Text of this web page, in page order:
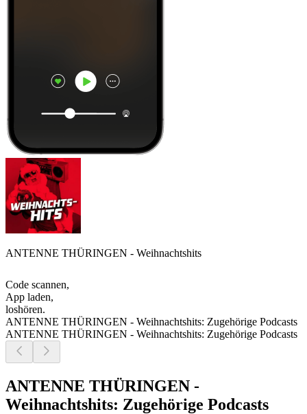
ANTENNE THÜRINGEN - Weihnachtshits
Code scannen,
App laden,
loshören.
ANTENNE THÜRINGEN - Weihnachtshits: Zugehörige Podcasts
ANTENNE THÜRINGEN - Weihnachtshits: Zugehörige Podcasts
ANTENNE THÜRINGEN -
Weihnachtshits: Zugehörige Podcasts